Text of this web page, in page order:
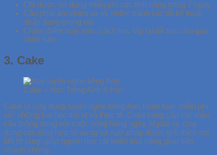
Chỉ được sử dụng miễn phí các tính năng trong 7 ngày
Cần phát âm chậm và rõ, nhằm tránh các lỗi kỹ thuật
nhận dạng giọng nói
Chấm điểm máy móc, cách học lặp lại dễ tạo cảm giác
chán nản
3. Cake
Cake – Học Tiếng Anh & Hàn
Cake là ứng dụng luyện nghe tiếng Anh hoàn toàn miễn phí,
với những bài học thú vị và thực tế. Cake cung cấp các mẫu
câu thông dụng với cuộc sống hàng ngày. Ngoài ra, ứng
dụng còn tổng hợp từ vựng và ngữ pháp được giải thích chi
tiết rõ ràng, giúp người học cải thiện khả năng giao tiếp
nhanh chóng.